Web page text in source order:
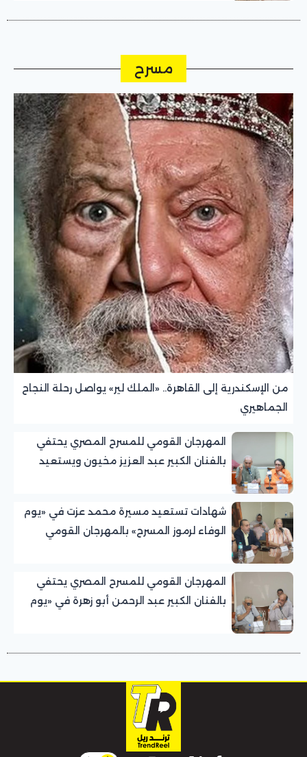
مسرح
من الإسكندرية إلى القاهرة.. «الملك لير» يواصل رحلة النجاح
الجماهيري
المهرجان القومي للمسرح المصري يحتفي
بالفنان الكبير عبد العزيز مخيون ويستعيد
شهادات تستعيد مسيرة محمد عزت في «يوم
الوفاء لرموز المسرح» بالمهرجان القومي
المهرجان القومي للمسرح المصري يحتفي
بالفنان الكبير عبد الرحمن أبو زهرة في «يوم